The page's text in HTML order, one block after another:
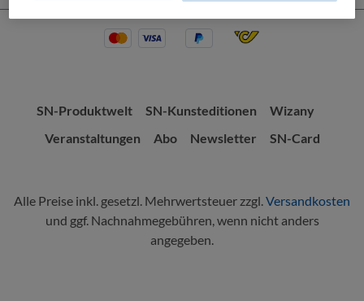
SN-Produktwelt SN-Kunsteditionen
Wizany
Veranstaltungen
Abo Newsletter SN-Card
Alle Preise inkl. gesetzl. Mehrwertsteuer zzgl.Versandkosten
und ggf. Nachnahmegebühren, wenn nicht anders
angegeben.